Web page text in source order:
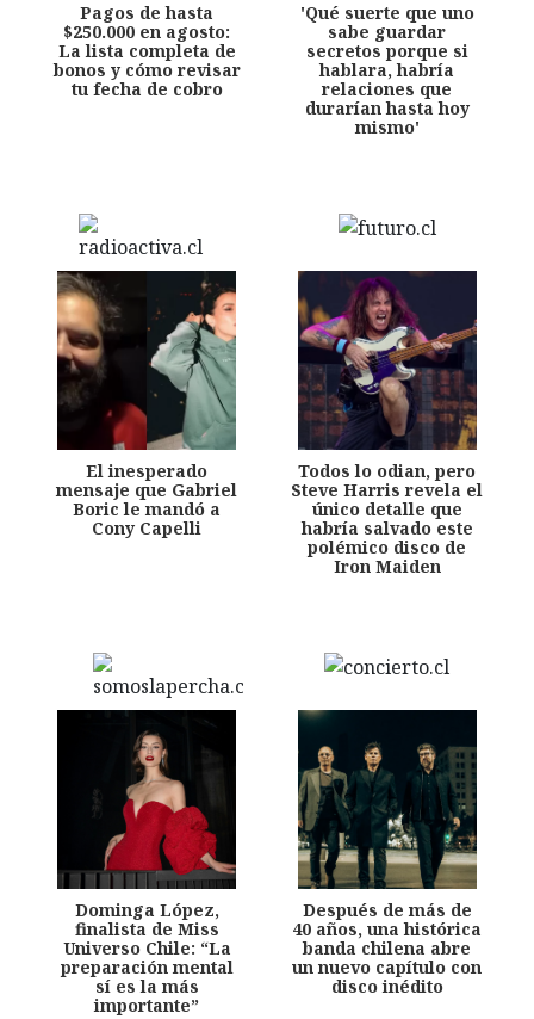
Pagos de hasta
$250.000 en agosto:
La lista completa de
bonos y cómo revisar
tu fecha de cobro
'Qué suerte que uno
sabe guardar
secretos porque si
hablara, habría
relaciones que
durarían hasta hoy
mismo'
El inesperado
mensaje que Gabriel
Boric le mandó a
Cony Capelli
Todos lo odian, pero
Steve Harris revela el
único detalle que
habría salvado este
polémico disco de
Iron Maiden
Dominga López,
finalista de Miss
Universo Chile: “La
preparación mental
sí es la más
importante”
Después de más de
40 años, una histórica
banda chilena abre
un nuevo capítulo con
disco inédito